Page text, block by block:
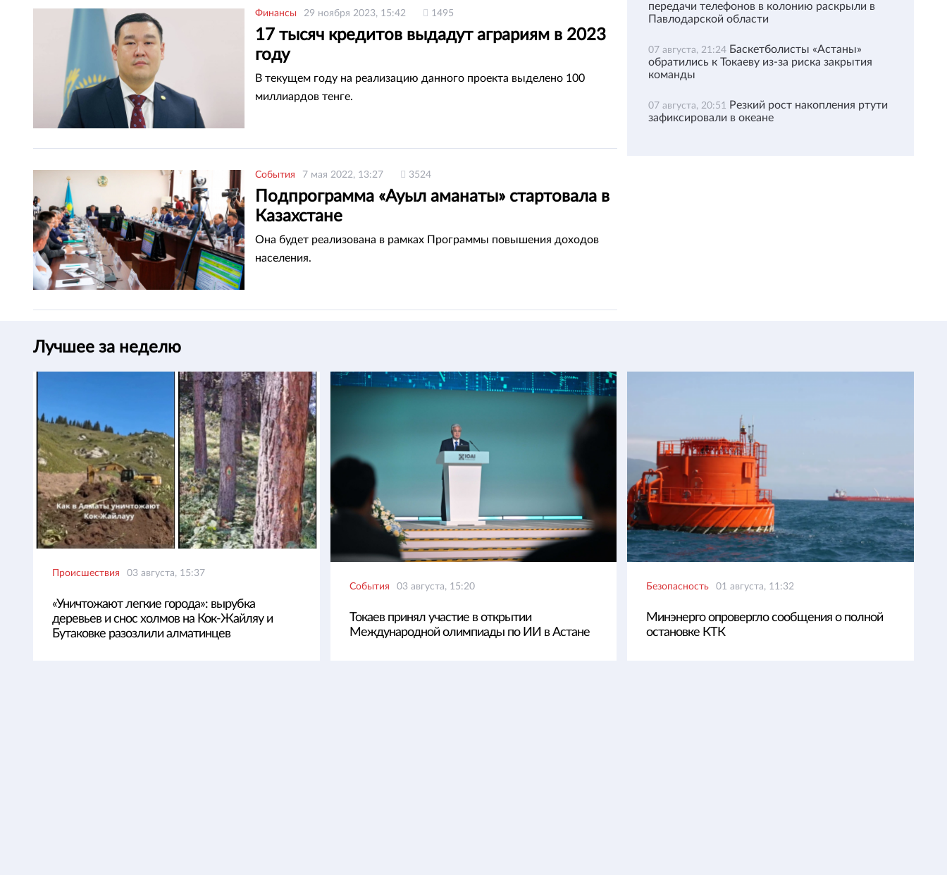
Финансы 29 ноября 2023, 15:42 1495
17 тысяч кредитов выдадут аграриям в 2023
году
В текущем году на реализацию данного проекта выделено 100
миллиардов тенге.
События 7 мая 2022, 13:27 3524
Подпрограмма «Ауыл аманаты» стартовала в
Казахстане
Она будет реализована в рамках Программы повышения доходов
населения.
передачи телефонов в колонию раскрыли в
Павлодарской области
07 августа, 21:24 Баскетболисты «Астаны»
обратились к Токаеву из-за риска закрытия
команды
07 августа, 20:51 Резкий рост накопления ртути
зафиксировали в океане
Лучшее за неделю
Происшествия 03 августа, 15:37
«Уничтожают легкие города»: вырубка
деревьев и снос холмов на Кок-Жайляу и
Бутаковке разозлили алматинцев
События 03 августа, 15:20
Токаев принял участие в открытии
Международной олимпиады по ИИ в Астане
Безопасность 01 августа, 11:32
Минэнерго опровергло сообщения о полной
остановке КТК